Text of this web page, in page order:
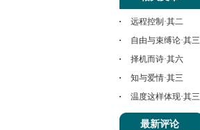
远程控制·其二
自由与束缚论·其三
择机而诗·其六
知与爱情·其三
温度这样体现·其三
最新评论